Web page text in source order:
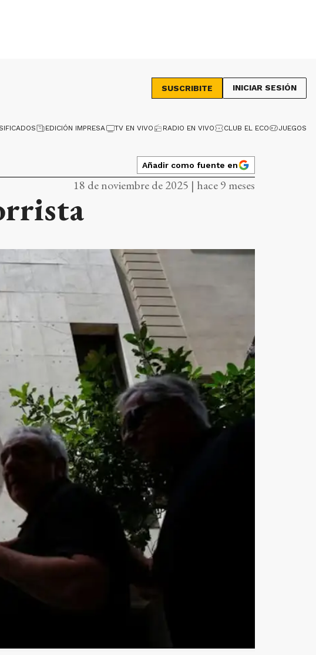
SUSCRIBITE INICIAR SESIÓN
EDICIÓN IMPRESA TV EN VIVO RADIO EN VIVO CLUB EL ECO JUEGOS
Añadir como fuente en
18 de noviembre de 2025 | hace 9 meses